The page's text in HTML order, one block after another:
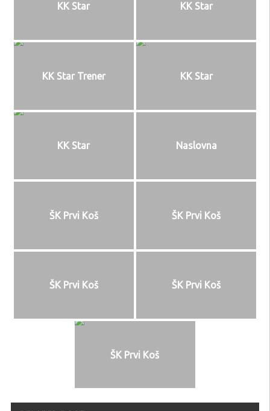
KK Star KK Star
KK Star Trener KK Star
KK Star Naslovna
ŠK Prvi Koš ŠK Prvi Koš
ŠK Prvi Koš ŠK Prvi Koš
ŠK Prvi Koš